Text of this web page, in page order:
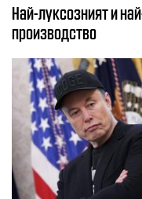
Най-луксозният и
производство